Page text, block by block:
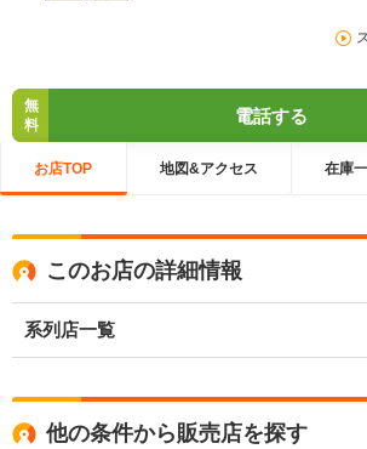
無
料
電話する
お店TOP 地図&アクセス 在庫
このお店の詳細情報
系列店一覧
他の条件から販売店を探す